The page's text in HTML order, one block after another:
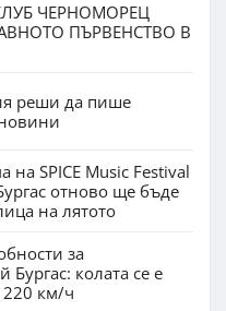
ЧЕРНОМОРЕЦ
ПЪРВЕНСТВО В
реши да пише
на SPICE Music Festival
отново ще бъде
на лятото
за
Бургас: колата се е
км/ч